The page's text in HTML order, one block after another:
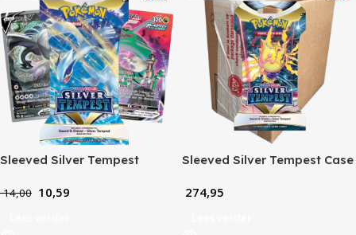
Sleeved Silver Tempest
14,00 10,59
Sleeved Silver Tempest Case
274,95